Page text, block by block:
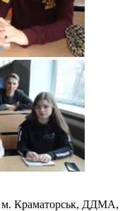
м. Краматорськ, ДДМА,